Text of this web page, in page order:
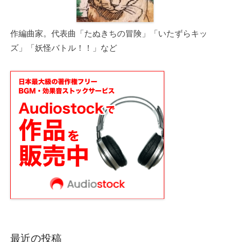
作編曲家。代表曲「たぬきちの冒険」「いたずらキッ
ズ」「妖怪バトル！！」など
最近の投稿